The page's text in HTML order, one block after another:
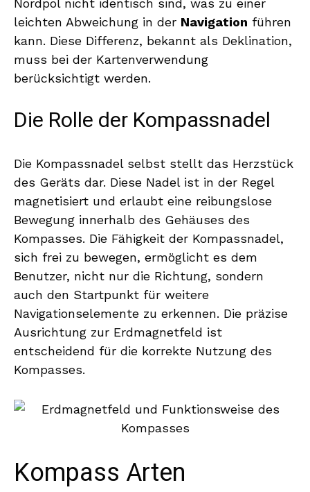
Nordpol nicht identisch sind, was zu einer
leichten Abweichung in der Navigation führen
kann. Diese Differenz, bekannt als Deklination,
muss bei der Kartenverwendung
berücksichtigt werden.
Die Rolle der Kompassnadel
Die Kompassnadel selbst stellt das Herzstück
des Geräts dar. Diese Nadel ist in der Regel
magnetisiert und erlaubt eine reibungslose
Bewegung innerhalb des Gehäuses des
Kompasses. Die Fähigkeit der Kompassnadel,
sich frei zu bewegen, ermöglicht es dem
Benutzer, nicht nur die Richtung, sondern
auch den Startpunkt für weitere
Navigationselemente zu erkennen. Die präzise
Ausrichtung zur Erdmagnetfeld ist
entscheidend für die korrekte Nutzung des
Kompasses.
Kompass Arten